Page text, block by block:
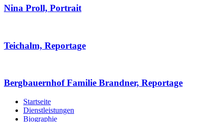
Nina Proll, Portrait
Teichalm, Reportage
Bergbauernhof Familie Brandner, Reportage
Startseite
Dienstleistungen
Biographie